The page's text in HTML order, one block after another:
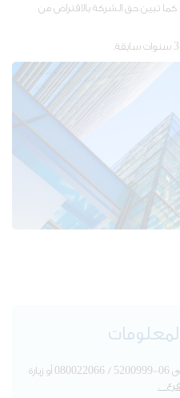
تبين حق الشركة بالاقتراض من
.